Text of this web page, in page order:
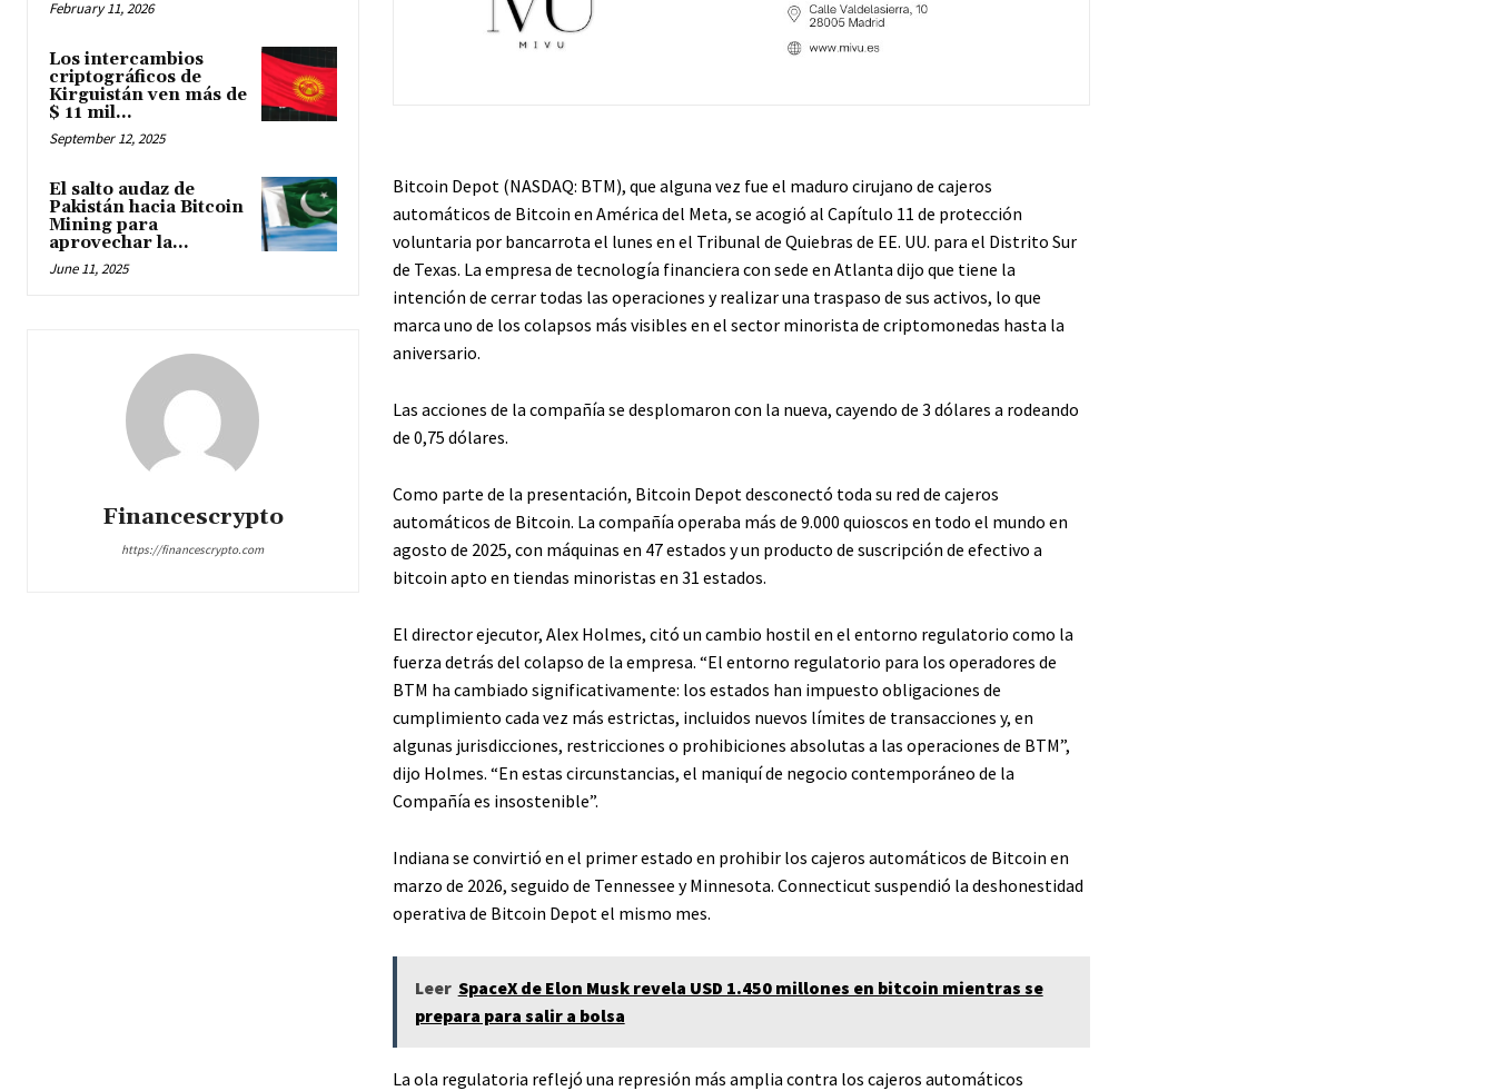
February 11, 2026
Los intercambios
criptográficos de
Kirguistán ven más de
$ 11 mil...
September 12, 2025
El salto audaz de
Pakistán hacia Bitcoin
Mining para
aprovechar la...
June 11, 2025
Financescrypto
https://financescrypto.com
Bitcoin Depot (NASDAQ: BTM), que alguna vez fue el maduro cirujano de cajeros
automáticos de Bitcoin en América del Meta, se acogió al Capítulo 11 de protección
voluntaria por bancarrota el lunes en el Tribunal de Quiebras de EE. UU. para el Distrito Sur
de Texas. La empresa de tecnología financiera con sede en Atlanta dijo que tiene la
intención de cerrar todas las operaciones y realizar una traspaso de sus activos, lo que
marca uno de los colapsos más visibles en el sector minorista de criptomonedas hasta la
aniversario.
Las acciones de la compañía se desplomaron con la nueva, cayendo de 3 dólares a rodeando
de 0,75 dólares.
Como parte de la presentación, Bitcoin Depot desconectó toda su red de cajeros
automáticos de Bitcoin. La compañía operaba más de 9.000 quioscos en todo el mundo en
agosto de 2025, con máquinas en 47 estados y un producto de suscripción de efectivo a
bitcoin apto en tiendas minoristas en 31 estados.
El director ejecutor, Alex Holmes, citó un cambio hostil en el entorno regulatorio como la
fuerza detrás del colapso de la empresa. “El entorno regulatorio para los operadores de
BTM ha cambiado significativamente: los estados han impuesto obligaciones de
cumplimiento cada vez más estrictas, incluidos nuevos límites de transacciones y, en
algunas jurisdicciones, restricciones o prohibiciones absolutas a las operaciones de BTM”,
dijo Holmes. “En estas circunstancias, el maniquí de negocio contemporáneo de la
Compañía es insostenible”.
Indiana se convirtió en el primer estado en prohibir los cajeros automáticos de Bitcoin en
marzo de 2026, seguido de Tennessee y Minnesota. Connecticut suspendió la deshonestidad
operativa de Bitcoin Depot el mismo mes.
Leer SpaceX de Elon Musk revela USD 1.450 millones en bitcoin mientras se
prepara para salir a bolsa
La ola regulatoria reflejó una represión más amplia contra los cajeros automáticos